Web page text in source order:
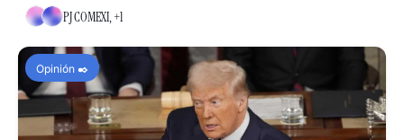
PJ COMEXI, +1
Opinión ✒️